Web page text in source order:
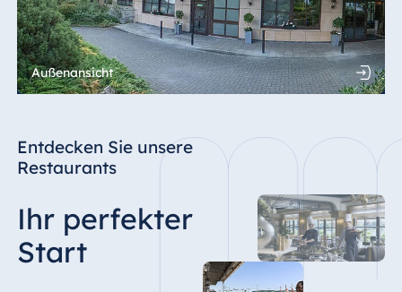
Außenansicht
Entdecken Sie unsere
Restaurants
Ihr perfekter
Start